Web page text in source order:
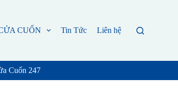
CUỐN Tin Tức Liên hệ
Cuốn 247